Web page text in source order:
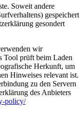
Soweit andere
gespeichert
gesondert
wir
Tool prüft beim Laden
Herkunft, um
Hinweises relevant ist.
zu den Servern
des Anbieters
policy/